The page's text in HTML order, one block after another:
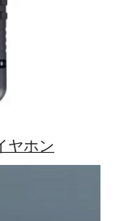
ヤホン